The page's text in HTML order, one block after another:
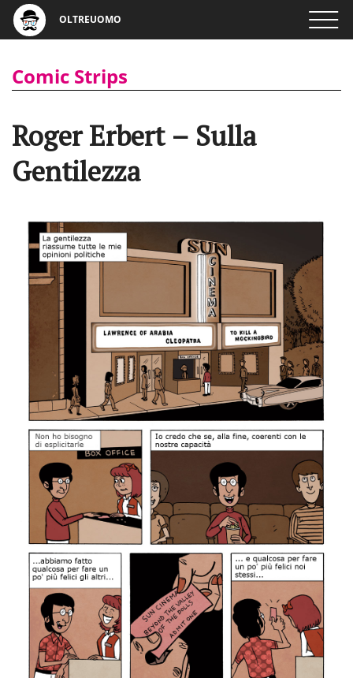
OLTREUOMO
Comic Strips
Roger Erbert – Sulla
Gentilezza